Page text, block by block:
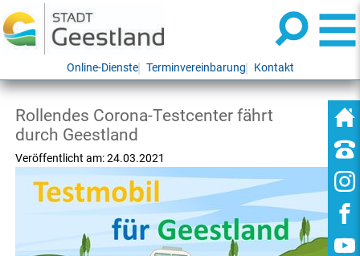
Online-Dienste Terminvereinbarung Kontakt
Rollendes Corona-Testcenter fährt
durch Geestland
Veröffentlicht am:24.03.2021